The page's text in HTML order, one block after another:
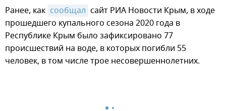
Ранее, как сообщал сайт РИА Новости Крым, в ходе
прошедшего купального сезона 2020 года в
Республике Крым было зафиксировано 77
происшествий на воде, в которых погибли 55
человек, в том числе трое несовершеннолетних.